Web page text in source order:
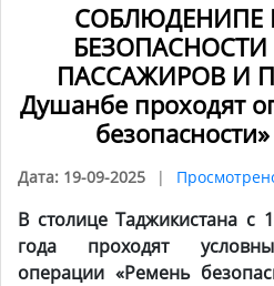
СОБЛЮДЕНИПЕ
ПАССАЖИРОВ И
Душанбе проходят
Дата: 19-09-2025
В столице Таджикистана с
года проходят
операции «Ремень